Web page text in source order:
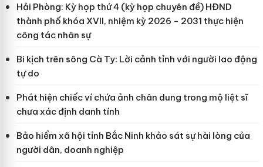
Hải Phòng: Kỳ họp thứ 4 (kỳ họp chuyên đề) HĐND
thành phố khóa XVII, nhiệm kỳ 2026 - 2031 thực hiện
công tác nhân sự
Bi kịch trên sông Cà Ty: Lời cảnh tỉnh với người lao động
tự do
Phát hiện chiếc ví chứa ảnh chân dung trong mộ liệt sĩ
chưa xác định danh tính
Bảo hiểm xã hội tỉnh Bắc Ninh khảo sát sự hài lòng của
người dân, doanh nghiệp